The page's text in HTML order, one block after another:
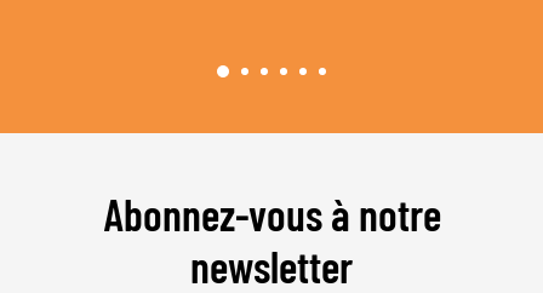
Abonnez-vous à notre
newsletter